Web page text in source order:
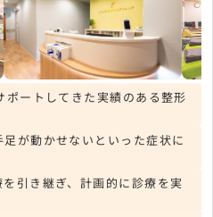
ートしてきた実績のある整形
が動かせないといった症状に
引き継ぎ、計画的に診療を実